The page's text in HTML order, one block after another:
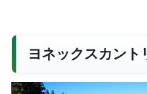
ヨネックスカント